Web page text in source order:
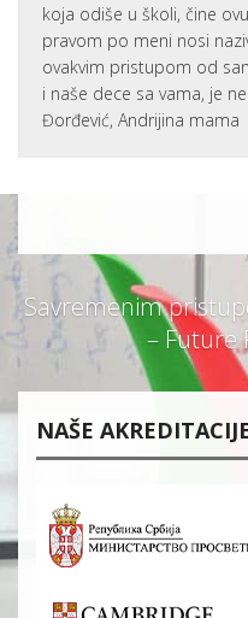
koja odiše u školi, čine
pravom po meni nosi
ovakvim pristupom od
i naše dece sa vama, je
Đorđević, Andrijina mama
Savremenim
– Future
NAŠE